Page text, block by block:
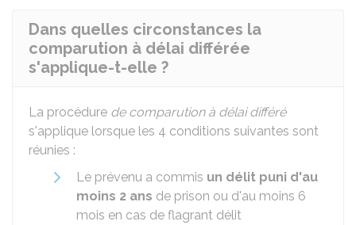
Dans quelles circonstances la
comparution à délai différée
s'applique-t-elle ?
La procédure de comparution à délai différé
s'applique lorsque les 4 conditions suivantes sont
réunies :
Le prévenu a commis un délit puni d'au
moins 2 ans de prison ou d'au moins 6
mois en cas de flagrant délit